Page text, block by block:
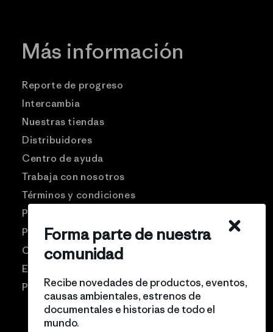
Más información
Reporte de progreso
Intercambia
Nuestras tiendas
Distribuidores
Centro de ayuda
Trabaja con nosotros
Términos y condiciones
Patagonia USA
Preguntas frecuentes
Comunidad Pro
Eventos
Politicas de privacidad
Forma parte de nuestra
comunidad
Recibe novedades de productos, eventos,
causas ambientales, estrenos de
documentales e historias de todo el
mundo.